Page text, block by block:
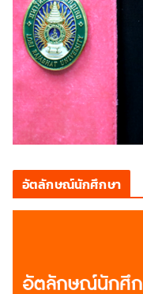
อัตลักษณ์นักศึกษา